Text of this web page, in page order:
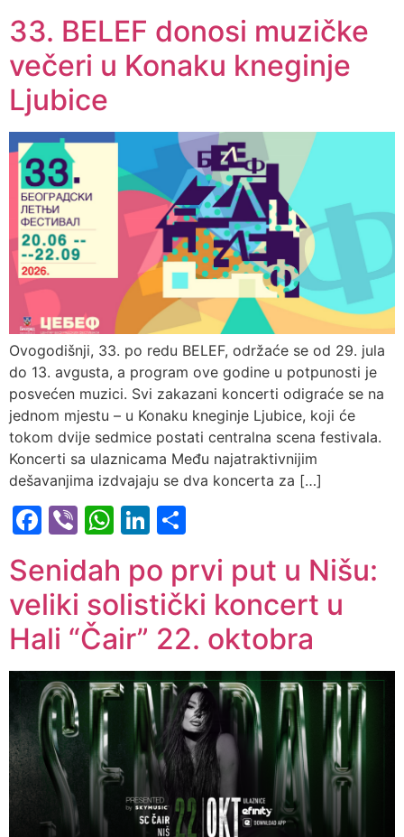
33. BELEF donosi muzičke
večeri u Konaku kneginje
Ljubice
Ovogodišnji, 33. po redu BELEF, održaće se od 29. jula
do 13. avgusta, a program ove godine u potpunosti je
posvećen muzici. Svi zakazani koncerti odigraće se na
jednom mjestu – u Konaku kneginje Ljubice, koji će
tokom dvije sedmice postati centralna scena festivala.
Koncerti sa ulaznicama Među najatraktivnijim
dešavanjima izdvajaju se dva koncerta za […]
Facebook
ViberWhatsApp
LinkedIn
Senidah po prvi put u Nišu:
veliki solistički koncert u
Hali “Čair” 22. oktobra